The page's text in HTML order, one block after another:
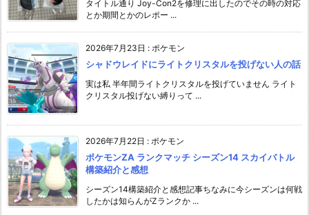
タイトル通り Joy-Con2を修理に出したのでその時の対応
とか期間とかのレポー ...
2026年7月23日 : ポケモン
シャドウレイドにライトクリスタルを投げない人の話
実は私 半年間ライトクリスタルを投げていません ライト
クリスタル投げない縛りって ...
2026年7月22日 : ポケモン
ポケモンZA ランクマッチ シーズン14 スカイバトル
構築紹介と感想
シーズン14構築紹介と感想記事ちなみに今シーズンは何戦
したかは知らんがZランクか ...